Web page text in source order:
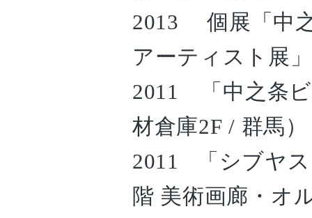
2013 個展「中
アーティスト展
2011 「中之条ビ
材倉庫2F / 群馬）
2011 「シブヤス
階 美術画廊・オ